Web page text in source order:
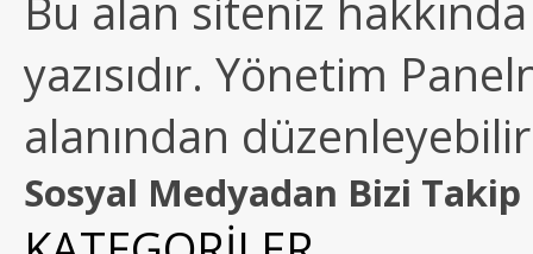
Bu alan siteniz
yazısıdır. Yönetim
alanından
Sosyal Medyadan Bizi Takip